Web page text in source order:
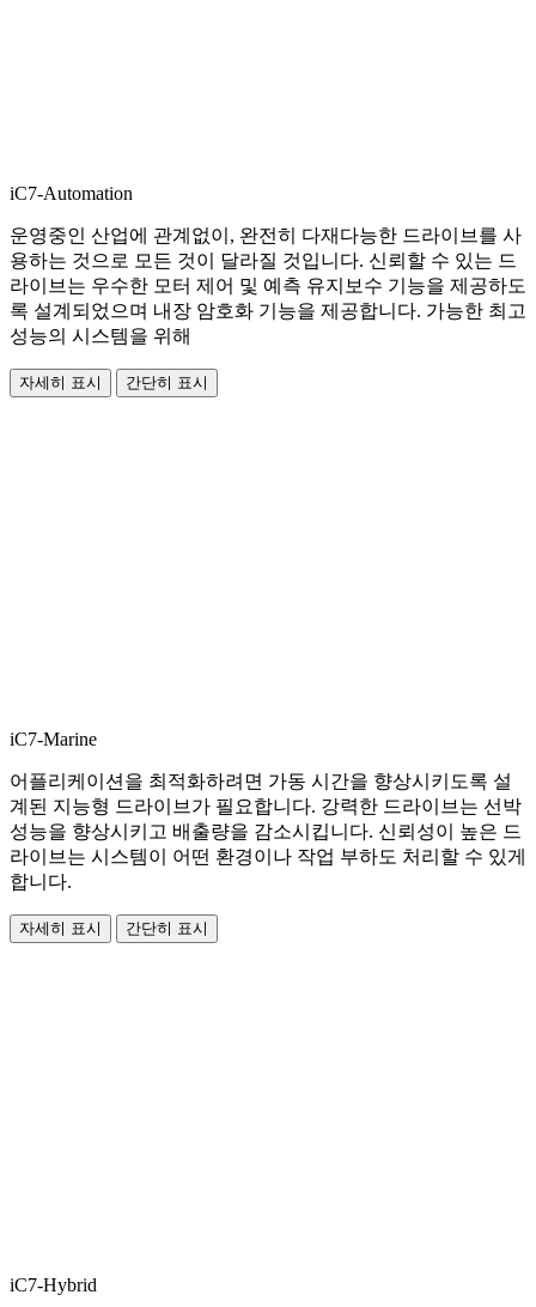
iC7-Automation
운영중인 산업에 관계없이, 완전히 다재다능한 드라이브를 사
용하는 것으로 모든 것이 달라질 것입니다. 신뢰할 수 있는 드
라이브는 우수한 모터 제어 및 예측 유지보수 기능을 제공하도
록 설계되었으며 내장 암호화 기능을 제공합니다. 가능한 최고
성능의 시스템을 위해
자세히 표시 간단히 표시
iC7-Marine
어플리케이션을 최적화하려면 가동 시간을 향상시키도록 설
계된 지능형 드라이브가 필요합니다. 강력한 드라이브는 선박
성능을 향상시키고 배출량을 감소시킵니다. 신뢰성이 높은 드
라이브는 시스템이 어떤 환경이나 작업 부하도 처리할 수 있게
합니다.
자세히 표시 간단히 표시
iC7-Hybrid